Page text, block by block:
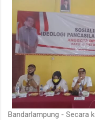
Bandarlampung - Secara